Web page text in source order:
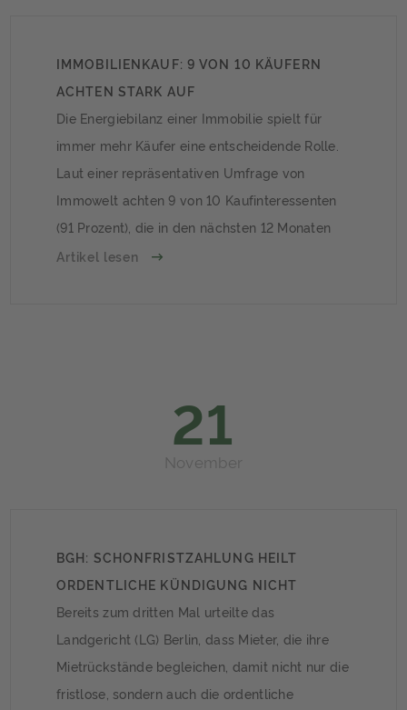
IMMOBILIENKAUF: 9 VON 10 KÄUFERN
ACHTEN STARK AUF
ENERGIEEFFIZIENZKLASSE
Die Energiebilanz einer Immobilie spielt für
immer mehr Käufer eine entscheidende Rolle.
Laut einer repräsentativen Umfrage von
Immowelt achten 9 von 10 Kaufinteressenten
(91 Prozent), die in den nächsten 12 Monaten
eine Immobilie erwerben möchten, gezielt auf
Artikel lesen
21
November
BGH: SCHONFRISTZAHLUNG HEILT
ORDENTLICHE KÜNDIGUNG NICHT
Bereits zum dritten Mal urteilte das
Landgericht (LG) Berlin, dass Mieter, die ihre
Mietrückstände begleichen, damit nicht nur die
fristlose, sondern auch die ordentliche